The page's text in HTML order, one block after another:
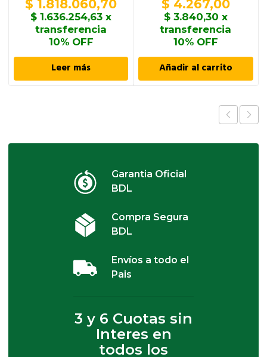
$ 1.818.060,70
$ 1.636.254,63 x
transferencia
10% OFF
Leer más
$ 4.267,00
$3.840,30 x
transferencia
10% OFF
Añadir al carrito
Garantia Oficial
BDL
Compra Segura
BDL
Envíos a todo el
Pais
3 y 6 Cuotas sin
Interes en
todos los